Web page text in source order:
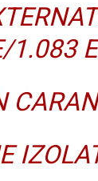
1.083